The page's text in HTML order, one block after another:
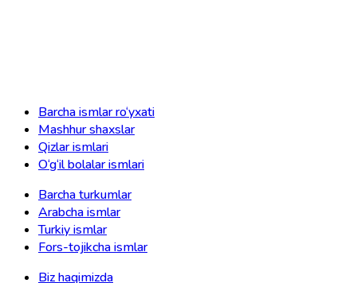
Barcha ismlar ro‘yxati
Mashhur shaxslar
Qizlar ismlari
O‘g‘il bolalar ismlari
Barcha turkumlar
Arabcha ismlar
Turkiy ismlar
Fors-tojikcha ismlar
Biz haqimizda